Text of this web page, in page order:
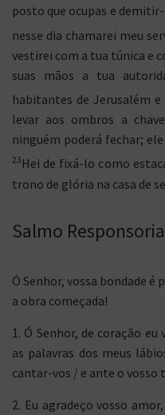
posto que ocupas e
nesse dia chamarei meu
vestirei com a tua túnica e
suas mãos a tua
habitantes de Jerusalém e
levar aos ombros a
ninguém poderá fechar;
23 Hei de fixá-lo como
trono de glória na casa de
Salmo
Ó Senhor, vossa bondade é
a obra começada!
1. Ó Senhor, de coração eu
as palavras dos meus
cantar-vos / e ante o
2. Eu agradeço vosso